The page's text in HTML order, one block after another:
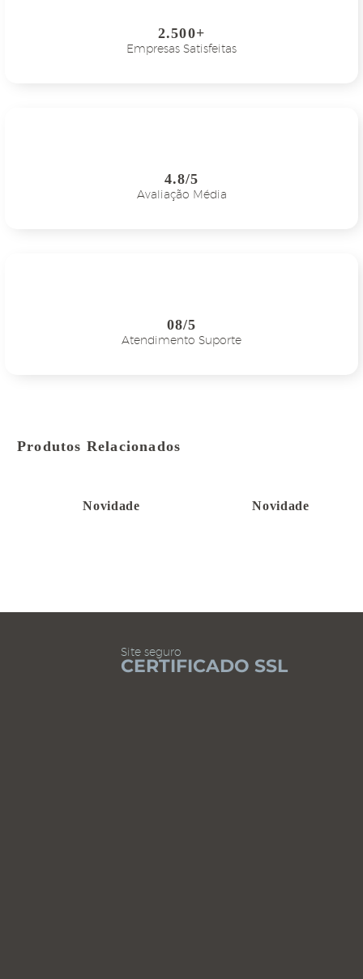
2.500+
Empresas Satisfeitas
4.8/5
Avaliação Média
08/5
Atendimento Suporte
Produtos Relacionados
Novidade Novidade
Site seguro
CERTIFICADO SSL